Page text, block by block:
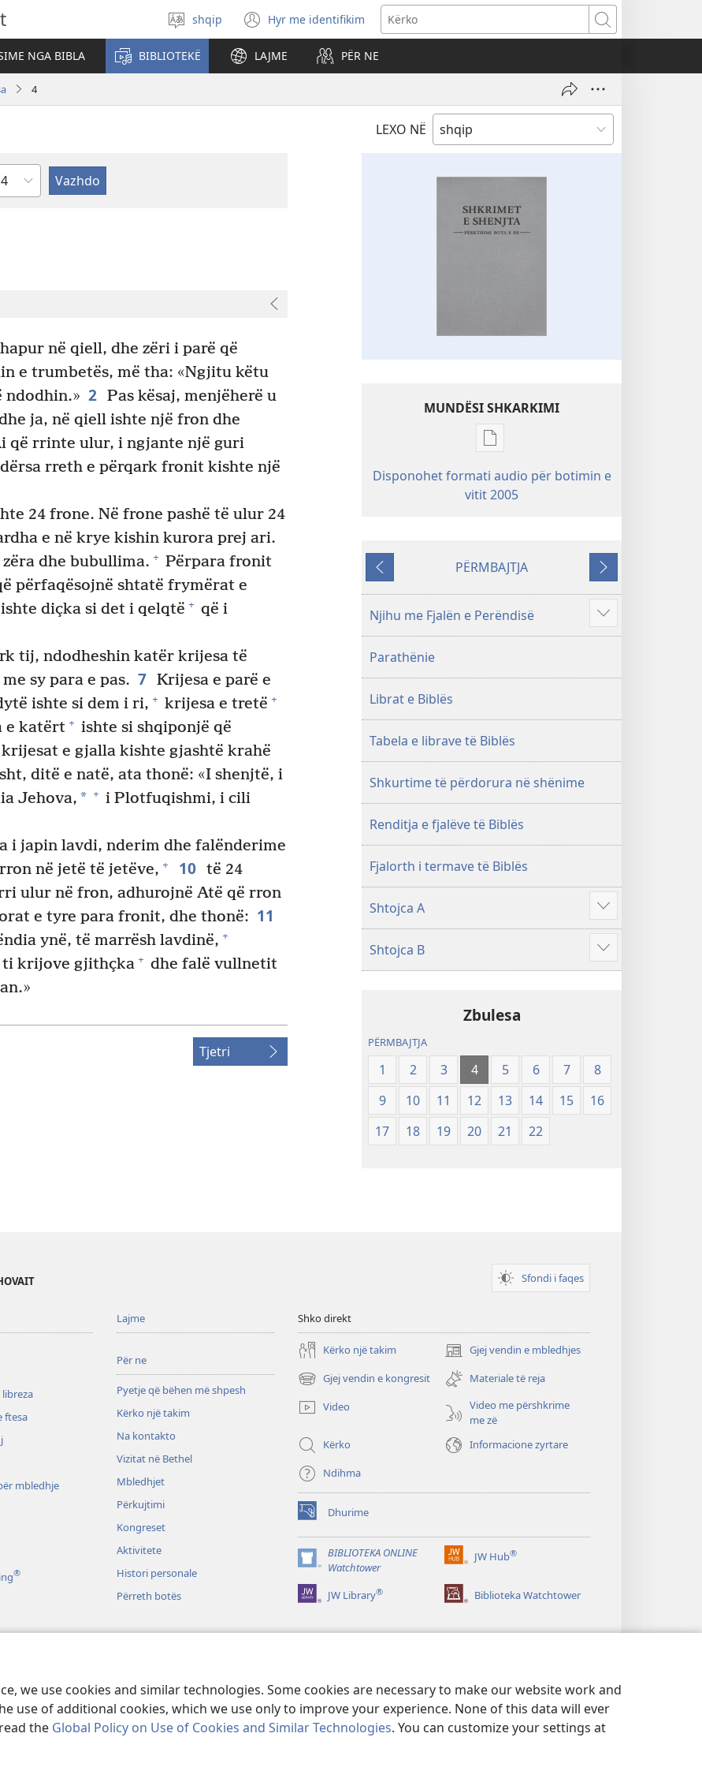
we use cookies and similar technologies. Some cookies are necessary to make our website work and
use of additional cookies, which we use only to improve your experience. None of this data will ever
the Global Policy on Use of Cookies and Similar Technologies. You can customize your settings at
Zgjidh
gjuhën
shqip Hyr me identifikim
(hap
dritare
re)
Kërko
NGA BIBLA BIBLIOTEKË LAJME PËR NE
4
LEXO NË
Kapitullit
në qiell, dhe zëri i parë që
e trumbetës, më tha: «Ngjitu këtu
ndodhin.» 2 Pas kësaj, menjëherë u
ja, në qiell ishte një fron dhe
që rrinte ulur, i ngjante një guri
rreth e përqark fronit kishte një
24 frone. Në frone pashë të ulur 24
e në krye kishin kurora prej ari.
zëra dhe bubullima. + Përpara fronit
përfaqësojnë shtatë frymërat e
diçka si det i qelqtë + që i
tij, ndodheshin katër krijesa të
sy para e pas. 7 Krijesa e parë e
ishte si dem i ri, + krijesa e tretë +
e katërt + ishte si shqiponjë që
e gjalla kishte gjashtë krahë
ditë e natë, ata thonë: «I shenjtë, i
Jehova, * + i Plotfuqishmi, i cili
i japin lavdi, nderim dhe falënderime
në jetë të jetëve, + 10 të 24
ulur në fron, adhurojnë Atë që rron
e tyre para fronit, dhe thonë: 11
ynë, të marrësh lavdinë, +
ti krijove gjithçka + dhe falë vullnetit
Tjetri
MUNDËSI SHKARKIMI
Mundësitë
shkarkimit
për
e
Shenjta
—
Përkthimi
Bota
Re
2019)
Disponohet formati audio për botimin e
vitit 2005
Kthehu
PËRMBAJTJA
Tjetri
Njihu me Fjalën e Perëndisë
Shfaq
më
Parathënie
Librat e Biblës
Tabela e librave të Biblës
Shkurtime të përdorura në shënime
Renditja e fjalëve të Biblës
Fjalorth i termave të Biblës
Shtojca A
Shfaq
më
shumë
Shtojca B
Shfaq
më
Zbulesa
PËRMBAJTJA
1 2 3 4 5 6 7
8
9
10 11 12 13 14 15
16
17
18 19 20 21 22
Sfondi i faqes
ftesa
mbledhje
®
Lajme
Për ne
Pyetje që bëhen më shpesh
Kërko një takim
Na kontakto
Vizitat në Bethel
Mbledhjet
Përkujtimi
Kongreset
Aktivitete
Histori personale
Përreth botës
Shko direkt
Kërko një takim Gjej vendin e mbledhjes
(hap
dritare
të
re)
Gjej vendin e kongresit
(hap
dritare
të
Materiale të reja
Video
Video me përshkrime
me zë
Kërko
Informacione zyrtare
Ndihma
Dhurime
(hap
dritare
të
re)
BIBLIOTEKA ONLINE
Watchtower
(hap
dritare
të
JW Hub®
(hap
të
JW Library® Biblioteka Watchtower
Society of Pennsylvania.